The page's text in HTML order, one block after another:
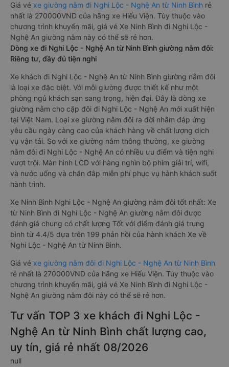
Giá vé xe giường nằm đi Nghi Lộc - Nghệ An từ Ninh Bình rẻ
nhất là 270000VND của hãng xe Hiếu Viện. Tùy thuộc vào
chương trình khuyến mãi, giá vé Xe Ninh Bình đi Nghi Lộc -
Nghệ An giường nằm này có thể sẽ rẻ hơn.
Dòng xe đi Nghi Lộc - Nghệ An từ Ninh Bình giường nằm đôi:
Riêng tư, đầy đủ tiện nghi
Xe khách đi Nghi Lộc - Nghệ An từ Ninh Bình giường nằm đôi
là loại xe đặc biệt. Với mỗi giường được thiết kế như một
phòng ngủ khách sạn sang trọng, hiện đại. Đây là dòng xe
giường nằm cho cặp đôi đi Nghi Lộc - Nghệ An mới xuất hiện
tại Việt Nam. Loại xe giường nằm đôi ra đời nhằm đáp ứng
yêu cầu ngày càng cao của khách hàng về chất lượng dịch
vụ vận tải. So với xe giường nằm thông thường, xe giường
nằm đôi đi Nghi Lộc - Nghệ An có nhiều ưu điểm và tiện nghi
vượt trội. Màn hình LCD với hàng nghìn bộ phim giải trí, wifi,
và nước uống và chăn đắp miễn phí phục vụ hành khách suốt
hành trình.
Xe Ninh Bình Nghi Lộc - Nghệ An giường nằm đôi tốt nhất: Xe
từ Ninh Bình đi Nghi Lộc - Nghệ An giường nằm đôi được
đánh giá chung có chất lượng Tốt với điểm đánh giá trung
bình từ 4.4/5 dựa trên 199 phản hồi của hành khách Xe về
Nghi Lộc - Nghệ An từ Ninh Bình.
Giá vé xe giường nằm đôi đi Nghi Lộc - Nghệ An từ Ninh Bình
rẻ nhất là 270000VND của hãng xe Hiếu Viện. Tùy thuộc vào
chương trình khuyến mãi, giá vé Xe Ninh Bình đi Nghi Lộc -
Nghệ An giường nằm đôi này có thể sẽ rẻ hơn.
Tư vấn TOP 3 xe khách đi Nghi Lộc -
Nghệ An từ Ninh Bình chất lượng cao,
uy tín, giá rẻ nhất 08/2026
null